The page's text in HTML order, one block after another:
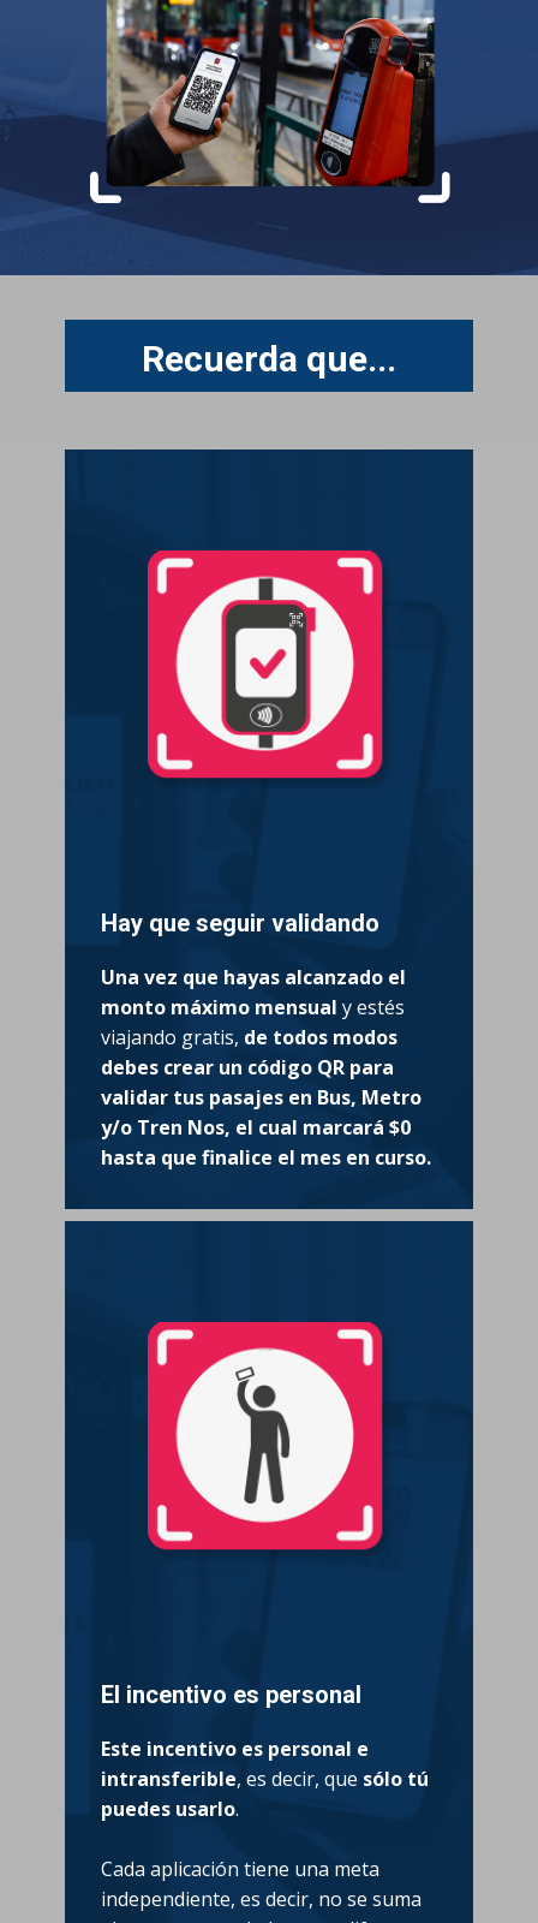
Recuerda que...
Hay que seguir validando
Una vez que hayas alcanzado el
monto máximo mensual y estés
viajando gratis, de todos modos
debes crear un código QR para
validar tus pasajes en Bus, Metro
y/o Tren Nos, el cual marcará $0
hasta que finalice el mes en curso.
El incentivo es personal
Este incentivo es personal e
intransferible, es decir, que sólo tú
puedes usarlo.
Cada aplicación tiene una meta
independiente, es decir, no se suma